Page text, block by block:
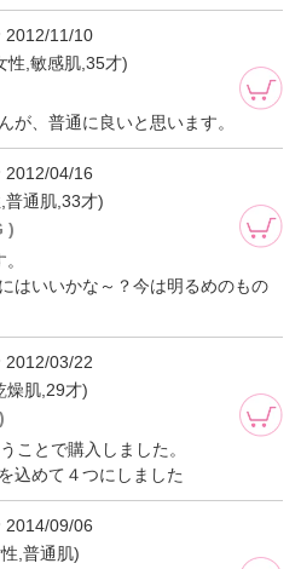
2012/11/10
性,敏感肌,35才)
が、普通に良いと思います。
2012/04/16
普通肌,33才)
)
はいいかな～？今は明るめのもの
2012/03/22
燥肌,29才)
ことで購入しました。
込めて４つにしました
2014/09/06
,普通肌)